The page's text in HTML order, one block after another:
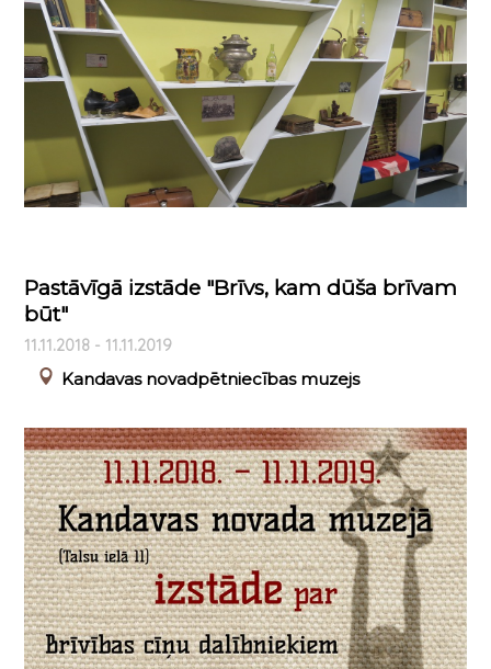
Pastāvīgā izstāde "Brīvs, kam dūša brīvam
būt"
11.11.2018 - 11.11.2019
Kandavas novadpētniecības muzejs